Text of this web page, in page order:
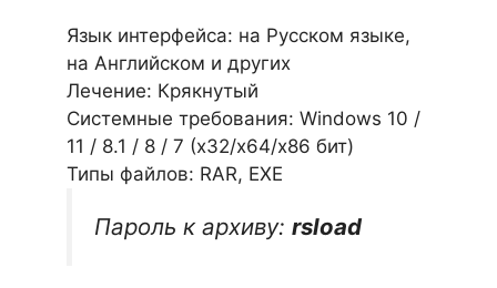
Язык интерфейса: на Русском языке,
на Английском и других
Лечение: Крякнутый
Системные требования: Windows 10 /
11 / 8.1 / 8 / 7 (х32/x64/x86 бит)
Типы файлов: RAR, EXE
Пароль к архиву: rsload